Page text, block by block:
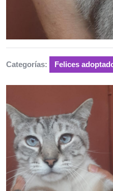
Categorías: Felices